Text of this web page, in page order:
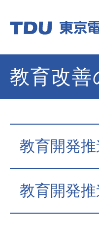
教育改善
教育開発
教育開発